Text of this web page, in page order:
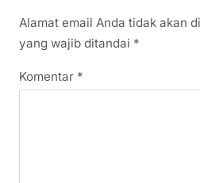
Alamat email Anda tidak akan
yang wajib ditandai *
Komentar *